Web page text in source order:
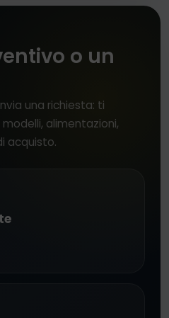
o un
una richiesta: ti
alimentazioni,
acquisto.